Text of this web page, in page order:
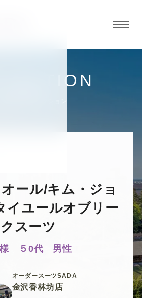
ダ
ー
ス
ー
ダ
ー
ス
ー
ダ
ー
ス
ー
ール/キム・ジョ
イユールオブリー
クスーツ
様 ５0代 男性
オーダースーツSADA
金沢香林坊店